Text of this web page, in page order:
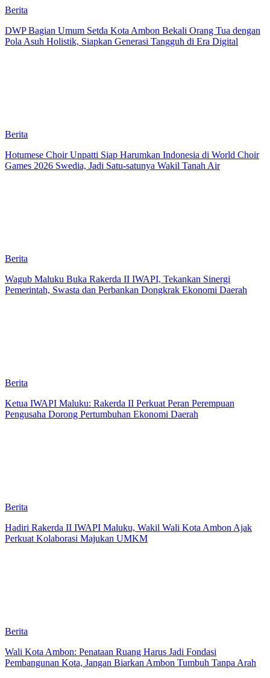
Berita
DWP Bagian Umum Setda Kota Ambon Bekali Orang Tua dengan
Pola Asuh Holistik, Siapkan Generasi Tangguh di Era Digital
Berita
Hotumese Choir Unpatti Siap Harumkan Indonesia di World Choir
Games 2026 Swedia, Jadi Satu-satunya Wakil Tanah Air
Berita
Wagub Maluku Buka Rakerda II IWAPI, Tekankan Sinergi
Pemerintah, Swasta dan Perbankan Dongkrak Ekonomi Daerah
Berita
Ketua IWAPI Maluku: Rakerda II Perkuat Peran Perempuan
Pengusaha Dorong Pertumbuhan Ekonomi Daerah
Berita
Hadiri Rakerda II IWAPI Maluku, Wakil Wali Kota Ambon Ajak
Perkuat Kolaborasi Majukan UMKM
Berita
Wali Kota Ambon: Penataan Ruang Harus Jadi Fondasi
Pembangunan Kota, Jangan Biarkan Ambon Tumbuh Tanpa Arah